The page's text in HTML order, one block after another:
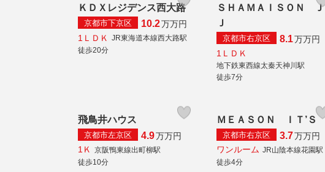
ＫＤＸレジデンス西大路
京都市下京区 10.2万万円
1ＬＤＫ
JR東海道本線西大路駅
徒歩20分
ＳＨＡＭＡＩＳＯＮ Ｊ
Ｊ
京都市右京区 8.1万万円
1ＬＤＫ
地下鉄東西線太秦天神川駅
徒歩7分
飛鳥井ハウス
京都市左京区 4.9万万円
1Ｋ 京阪鴨東線出町柳駅
徒歩10分
ＭＥＡＳＯＮ ＩＴ’Ｓ
京都市右京区 3.7万万円
ワンルーム JR山陰本線花園駅
徒歩4分